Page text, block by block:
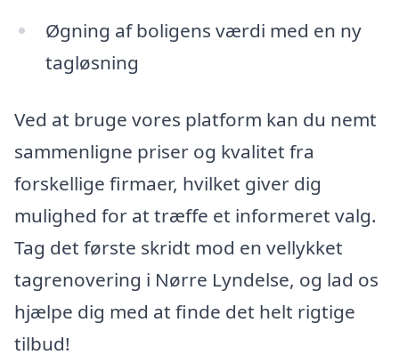
Øgning af boligens værdi med en ny
tagløsning
Ved at bruge vores platform kan du nemt
sammenligne priser og kvalitet fra
forskellige firmaer, hvilket giver dig
mulighed for at træffe et informeret valg.
Tag det første skridt mod en vellykket
tagrenovering i Nørre Lyndelse, og lad os
hjælpe dig med at finde det helt rigtige
tilbud!